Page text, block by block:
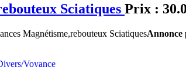
Sciatiques Prix :
Voyance